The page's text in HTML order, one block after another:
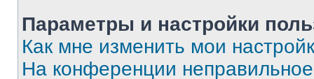
Параметры и настройки
Как мне изменить мои
На конференции